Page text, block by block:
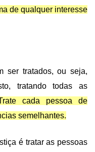
de qualquer interesse
ser tratados, ou seja,
tratando todas as
cada pessoa de
semelhantes.
é tratar as pessoas